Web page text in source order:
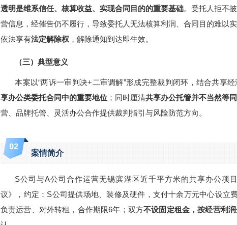
透明是维系信任、核算收益、实现合同目的的重要基础。受托人拒不
营信息，经催告仍不履行，导致委托人无法核算利润、合同目的难以
依法享有法定解除权 ，解除通知到达即生效。
（三）典型意义
本案以“两诉一审判决+二审调解”形成完整裁判闭环，结合共享
享办公类委托合同中的重要地位 ；同时厘清共享办公托管并不当然等
营、品牌托管、灵活办公合作提供裁判指引与风险防范方向。
02
案情简介
S公司与A公司合作运营无锡滨湖区近千平方米的共享办公项
议》，约定：S公司提供场地、装修及硬件，支付十余万元中心设立
负责运营、对外转租，合作期限6年；双方不设固定租金，按经营利